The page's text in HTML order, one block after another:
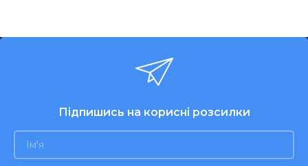
Підпишись на корисні розсилки